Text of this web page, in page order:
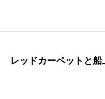
レッドカーペットと船